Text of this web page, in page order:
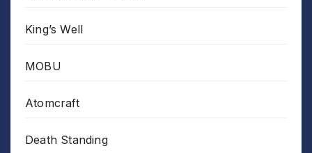
King’s Well
MOBU
Atomcraft
Death Standing